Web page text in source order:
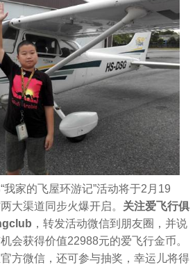
家的飞屋环游记”活动将于2月19
大渠道同步火爆开启。 关注爱飞行俱
，转发活动微信到朋友圈，并说
会获得价值22988元的爱飞行金币。
方微信，还可参与抽奖，幸运儿将得